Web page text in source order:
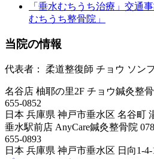
「垂水むちうち治療」交通
むちうち整骨院」
当院の情報
代表者： 柔道整復師 チョウ ソン
名谷店 柚耶の里2F チョウ鍼灸整
655-0852
日本 兵庫県 神戸市垂水区 名谷町
垂水駅前店 AnyCare鍼灸整骨院
655-0893
日本 兵庫県 神戸市垂水区 日向1-